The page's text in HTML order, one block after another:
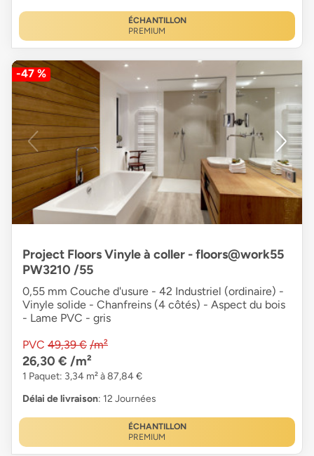
ÉCHANTILLON
PREMIUM
-47 %
Project Floors Vinyle à coller - floors@work55
PW3210 /55
0,55 mm Couche d'usure - 42 Industriel (ordinaire) -
Vinyle solide - Chanfreins (4 côtés) - Aspect du bois
- Lame PVC - gris
PVC 49,39 € /m²
26,30 € /m²
1 Paquet: 3,34 m² à 87,84 €
Délai de livraison: 12 Journées
ÉCHANTILLON
PREMIUM